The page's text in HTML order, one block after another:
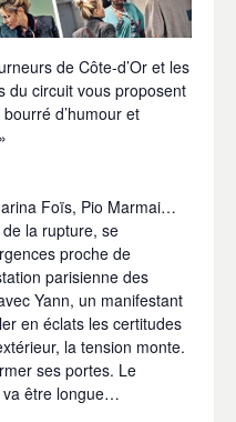
de Côte-d’Or et les
du circuit vous proposent
d’humour et
Foïs, Pio Marmai…
la rupture, se
proche de
parisienne des
Yann, un manifestant
en éclats les certitudes
la tension monte.
ses portes. Le
va être longue…